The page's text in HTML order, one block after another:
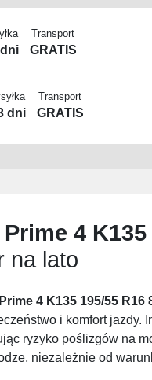
Transport
GRATIS
dni
Transport
GRATIS
4 K135
na lato
4 K135 195/55 R16
i komfort jazdy.
ryzyko poślizgów na
niezależnie od